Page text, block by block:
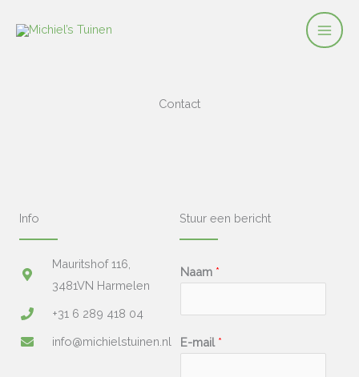
naar
Contact
Info
Mauritshof 116,
3481VN Harmelen
+31 6 289 418 04
info@michielstuinen.nl
Stuur een bericht
Naam *
E-mail *